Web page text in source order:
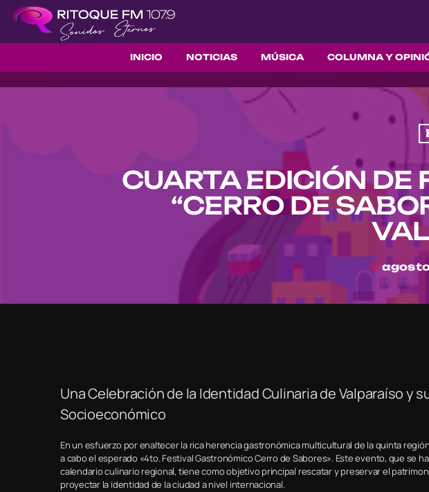
INICIO NOTICIAS MÚSICA COLUMNA Y
CUARTA EDICIÓN
“CERRO DE
today
Una Celebración de la Identidad Culinaria de Valparaíso y
Socioeconómico
En un esfuerzo por enaltecer la rica herencia gastronómica multicultural de la quinta
a cabo el esperado «4to. Festival Gastronómico Cerro de Sabores». Este evento, que se
calendario culinario regional, tiene como objetivo principal rescatar y preservar el
proyectar la identidad de la ciudad a nivel internacional.